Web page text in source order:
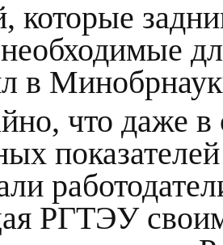
которые
в
что даже в
РГТЭУ